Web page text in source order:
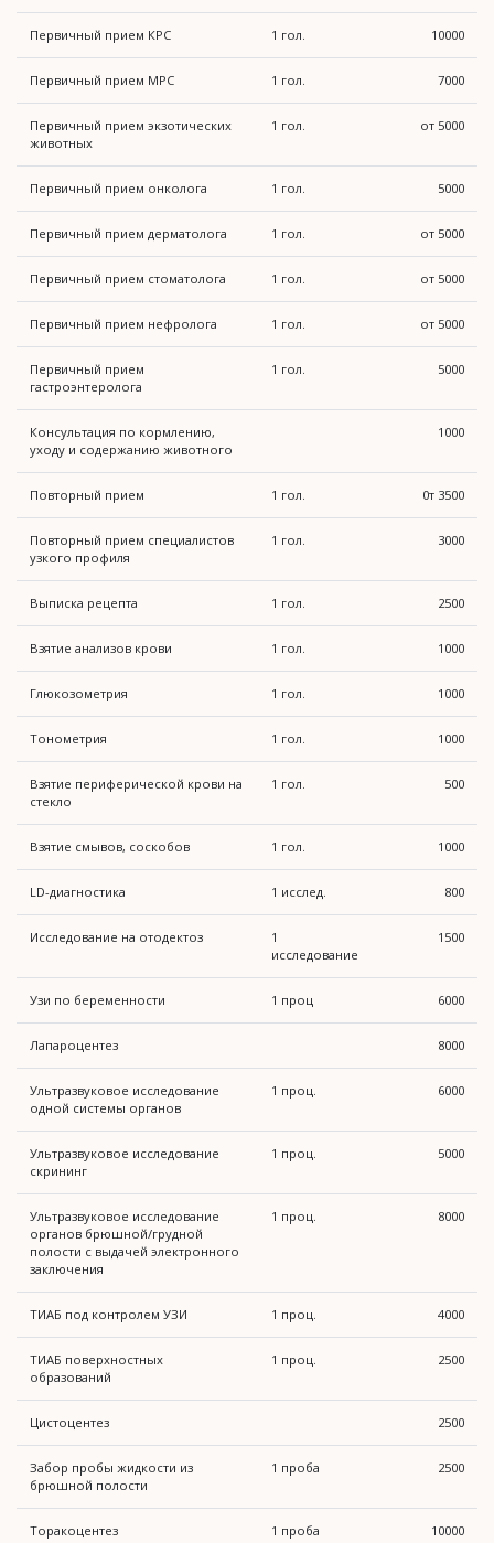
Первичный прием КРС 1 гол. 10000
Первичный прием МРС 1 гол. 7000
Первичный прием экзотических
животных
1 гол. от 5000
Первичный прием онколога 1 гол. 5000
Первичный прием дерматолога 1 гол. от 5000
Первичный прием стоматолога 1 гол. от 5000
Первичный прием нефролога 1 гол. от 5000
Первичный прием
гастроэнтеролога
1 гол. 5000
Консультация по кормлению,
уходу и содержанию животного
1000
Повторный прием 1 гол. 0т 3500
Повторный прием специалистов
узкого профиля
1 гол. 3000
Выписка рецепта 1 гол. 2500
Взятие анализов крови 1 гол. 1000
Глюкозометрия 1 гол. 1000
Тонометрия 1 гол. 1000
Взятие периферической крови на
стекло
1 гол. 500
Взятие смывов, соскобов 1 гол. 1000
LD-диагностика 1 исслед. 800
Исследование на отодектоз
1
исследование
1500
Узи по беременности 1 проц 6000
Лапароцентез 8000
Ультразвуковое исследование
одной системы органов
1 проц. 6000
Ультразвуковое исследование
скрининг
1 проц. 5000
Ультразвуковое исследование
органов брюшной/грудной
полости с выдачей электронного
заключения
1 проц. 8000
ТИАБ под контролем УЗИ 1 проц. 4000
ТИАБ поверхностных
образований
1 проц. 2500
Цистоцентез 2500
Забор пробы жидкости из
брюшной полости
1 проба 2500
Торакоцентез 1 проба 10000